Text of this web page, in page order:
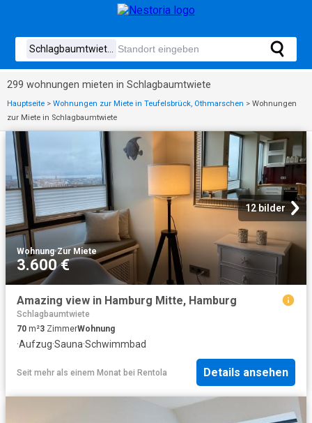
299 wohnungen mieten in Schlagbaumtwiete
Hauptseite > Wohnungen zur Miete in Teufelsbrück, Othmarschen > Wohnungen
zur Miete in Schlagbaumtwiete
12 bilder
Wohnung·Zur Miete
3.600 €
Amazing view in Hamburg Mitte, Hamburg
Schlagbaumtwiete
70 m²3 ZimmerWohnung
·Aufzug·Sauna·Schwimmbad
Seit mehr als einem Monat bei Rentola Details ansehen